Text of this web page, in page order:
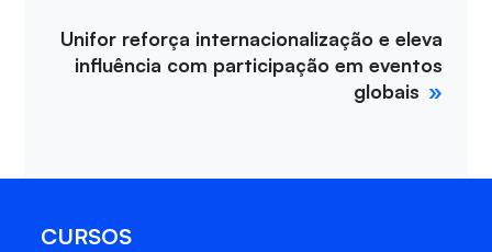
Unifor reforça internacionalização e eleva
influência com participação em eventos
globais
CURSOS